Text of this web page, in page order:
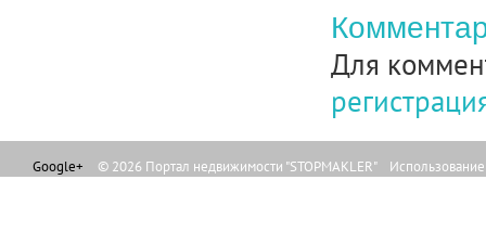
Для
Google+ © 2026 Портал недвижимости "STOPMAKLER"